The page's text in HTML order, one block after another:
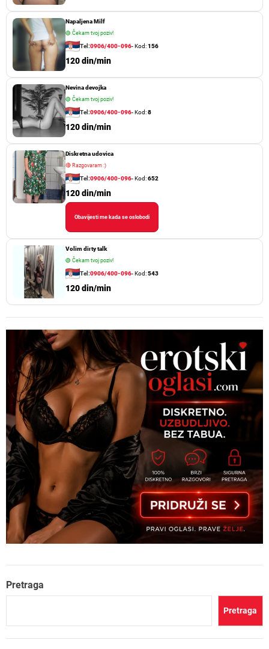
Napaljena Milf
🟢 Čekam tvoj poziv!
Tel:0906/400-096- Kod:156
120 din/min
Nevina devojka
🟢 Čekam tvoj poziv!
Tel:0906/400-096- Kod:8
120 din/min
Diskretna udovica
🔴Razgovaram :)
Tel:0906/400-096- Kod:652
120 din/min
Obavijesti me kada se oslobodi
Volim dirty talk
🟢 Čekam tvoj poziv!
Tel:0906/400-096- Kod:543
120 din/min
Pretraga
Pretraga